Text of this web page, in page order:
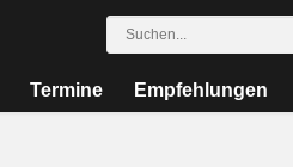
Termine Empfehlungen